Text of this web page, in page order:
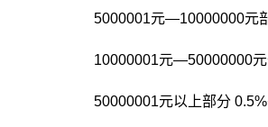
5000001元—10000000元
10000001元—50000000元
50000001元以上部分 0.5%